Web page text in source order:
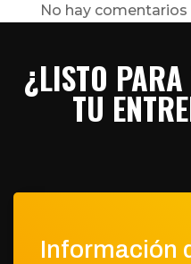
No hay
¿LISTO
TU
Información